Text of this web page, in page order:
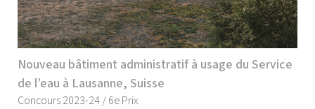
Nouveau bâtiment administratif à usage du Service
de l’eau à Lausanne, Suisse
Concours 2023-24 / 6e Prix